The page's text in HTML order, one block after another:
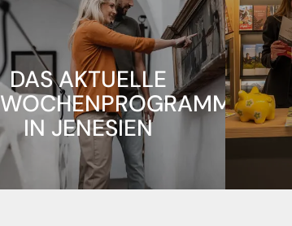
DAS AKTUELLE
WOCHENPROGRAMM
IN JENESIEN